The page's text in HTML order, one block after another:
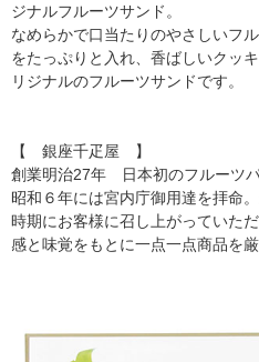
ジナルフルーツサンド。
なめらかで口当たりのやさしいフ
をたっぷりと入れ、香ばしいクッ
リジナルのフルーツサンドです。
【 銀座千疋屋 】
創業明治27年 日本初のフルーツ
昭和６年には宮内庁御用達を拝命
時期にお客様に召し上がっていた
感と味覚をもとに一点一点商品を